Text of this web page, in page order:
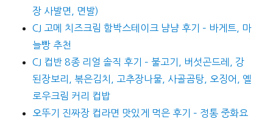
장 사발면, 면발)
CJ 고메 치즈크림 함박스테이크 냠냠 후기 – 바게트, 마
늘빵 추천
CJ 컵반 8종 리얼 솔직 후기 – 불고기, 버섯곤드레, 강
된장보리, 볶은김치, 고추장나물, 사골곰탕, 오징어, 옐
로우크림 커리 컵밥
오뚜기 진짜장 컵라면 맛있게 먹은 후기 – 정통 중화요